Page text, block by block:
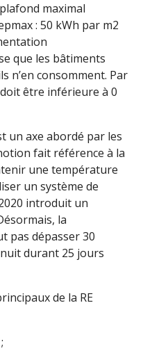
maximal
: 50 kWh par m2
que les bâtiments
n’en consomment. Par
être inférieure à 0
un axe abordé par les
fait référence à la
une température
un système de
introduit un
la
pas dépasser 30
durant 25 jours
de la RE